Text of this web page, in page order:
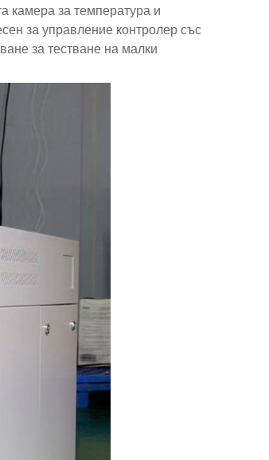
камера за температура и
за управление контролер със
за тестване на малки